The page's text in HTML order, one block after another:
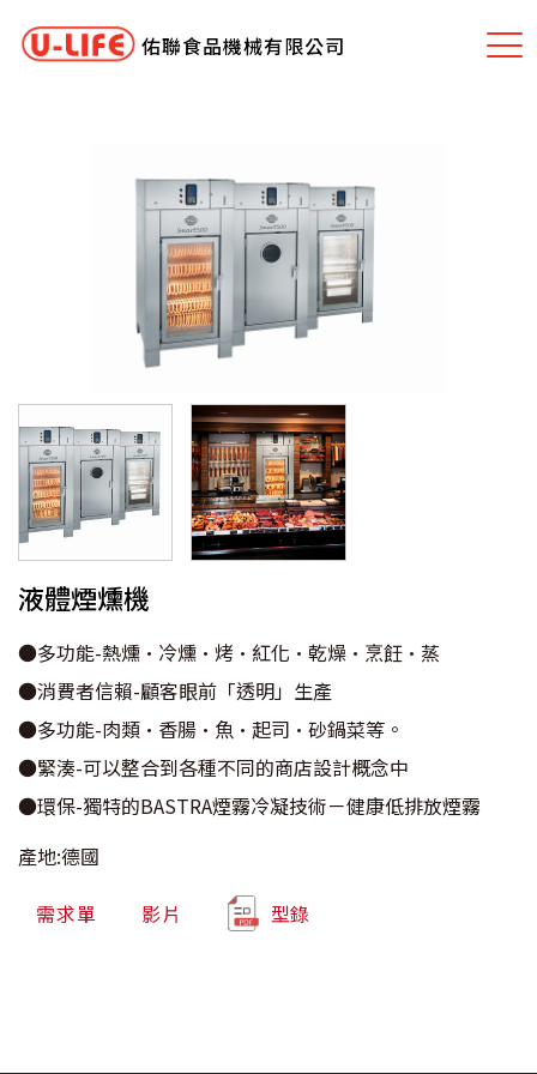
佑聯食品機械有限公司
液體煙燻機
●多功能-熱燻•冷燻•烤•紅化•乾燥•烹飪•蒸
●消費者信賴-顧客眼前「透明」生產
●多功能-肉類•香腸•魚•起司•砂鍋菜等。
●緊湊-可以整合到各種不同的商店設計概念中
●環保-獨特的BASTRA煙霧冷凝技術－健康低排放煙霧
產地:德國
需求單 影片 型錄